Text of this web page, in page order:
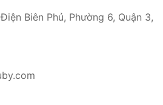
Điện Biên Phủ, Phường 6, Quận 3,